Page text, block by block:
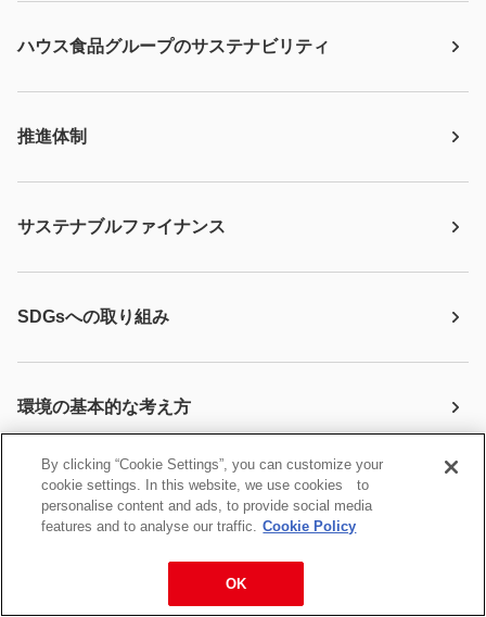
ハウス食品グループのサステナビリティ
推進体制
サステナブルファイナンス
SDGsへの取り組み
環境の基本的な考え方
ハウス食品グループ長期環境戦略2050
By clicking “Cookie Settings”, you can customize your
cookie settings. In this website, we use cookies to
personalise content and ads, to provide social media
features and to analyse our traffic. Cookie Policy
OK